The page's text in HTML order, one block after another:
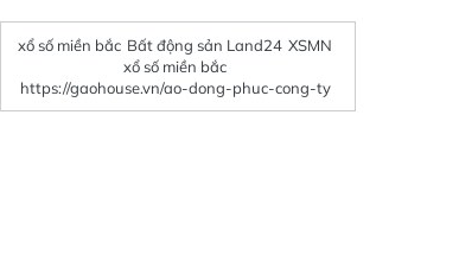
xổ số miền bắc Bất động sản Land24 XSMN
xổ số miền bắc
https://gaohouse.vn/ao-dong-phuc-cong-ty